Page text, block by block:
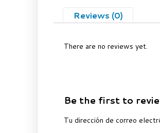
Reviews (0)
There are no reviews yet.
Be the first to
Tu dirección de correo